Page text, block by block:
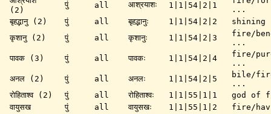
(2)
पुं all आश्रयाशः 1|1|54|2|1
...
बृहद्भानु (2)
पुं all बृहद्भानुः 1|1|54|2|2
कृशानु (2)
पुं all कृशानुः 1|1|54|2|3
fire/
...
पावक (3)
पुं all पावकः 1|1|54|2|4
fire/
...
अनल (2)
पुं all अनलः 1|1|54|2|5
bile/
...
रोहिताश्व (2)
पुं all रोहिताश्वः 1|1|55|1|1
god of
वायुसख
पुं all वायुसखः 1|1|55|1|2
fire/